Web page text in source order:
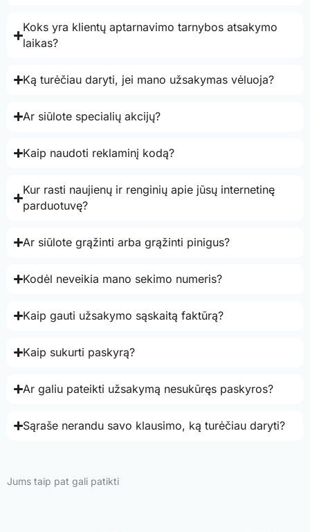
Koks yra klientų aptarnavimo tarnybos atsakymo
laikas?
Ką turėčiau daryti, jei mano užsakymas vėluoja?
Ar siūlote specialių akcijų?
Kaip naudoti reklaminį kodą?
Kur rasti naujienų ir renginių apie jūsų internetinę
parduotuvę?
Ar siūlote grąžinti arba grąžinti pinigus?
Kodėl neveikia mano sekimo numeris?
Kaip gauti užsakymo sąskaitą faktūrą?
Kaip sukurti paskyrą?
Ar galiu pateikti užsakymą nesukūręs paskyros?
Sąraše nerandu savo klausimo, ką turėčiau daryti?
Jums taip pat gali patikti